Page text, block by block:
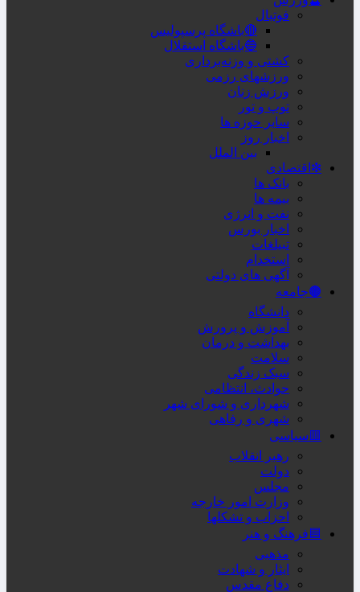
فوتبال
🔴باشگاه پرسپولیس
🔵باشگاه استقلال
کشتی و وزنه‌برداری
ورزشهای رزمی
ورزش زنان
توپ و تور
سایر حوزه ها
اخبار روز
بین الملل
❇اقتصادی
بانک ها
بیمه ها
نفت و انرژی
اخبار بورس
تبیلغات
استخدام
آگهی های دولتی
🟤جامعه
دانشگاه
آموزش و پرورش
بهداشت و درمان
سلامت
سبک زندگی
حوادث، انتظامی
شهرداری و شورای شهر
شهری و رفاهی
🟥سیاسی
رهبر انقلاب
دولت
مجلس
وزارت امور خارجه
احزاب و تشکلها
🟦فرهنگ و هنر
مذهبی
ایثار و شهادت
دفاع مقدس